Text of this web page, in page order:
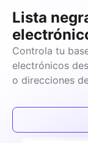
Lista
Controla tu
electrónicos
o direcciones